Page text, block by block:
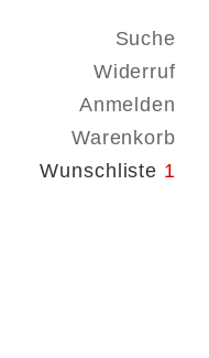
Suche
Widerruf
Anmelden
Warenkorb
Wunschliste 1